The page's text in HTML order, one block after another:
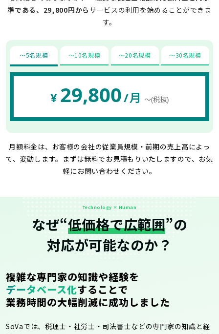
準である、29,800円から サービスの利用を始めることができま
す。
〜5名規模 〜10名規模 〜20名規模 〜30名規模
¥ 29,800/月 〜(税抜)
月額料金は、お客様の会社の従業員規模・前期の売上高によっ
て、変動します。 まずは無料でお見積もりいたしますので、お気
軽にお問い合わせください。
Technology × Human
なぜ“低価格で広範囲”の
対応が可能なのか？
複雑な専門家の知識や経験を
データベース化することで
業務時間の大幅削減に成功しました
SoVaでは、税理士・社労士・司法書士などの専門家の知識と経